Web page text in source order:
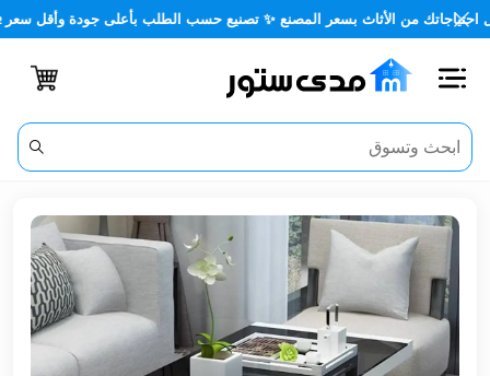
من الأثاث بسعر المصنع ✨ تصنيع حسب الطلب بأعلى جودة وأقل سعر 🏡✨
اغلاق
الفئات
الحساب
مكتبي
أثاث